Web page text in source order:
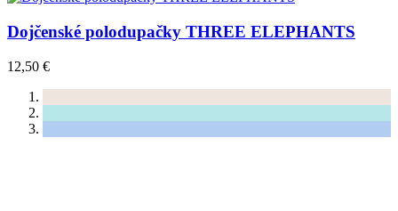
Dojčenské polodupačky THREE ELEPHANTS
12,50 €